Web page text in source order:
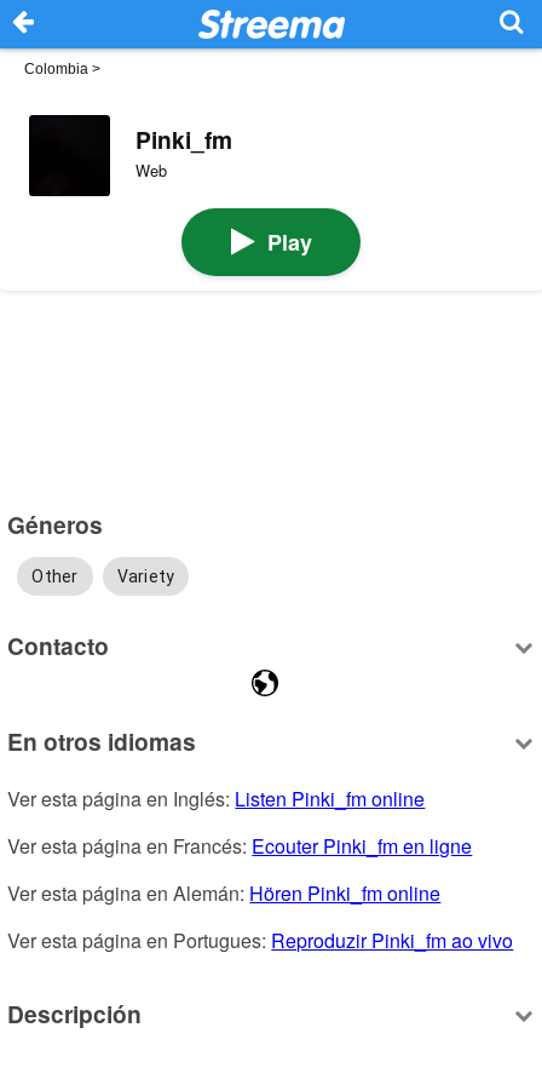
Colombia >
Pinki_fm
Web
Play
Géneros
Other Variety
Contacto
En otros idiomas
Ver esta página en Inglés: Listen Pinki_fm online
Ver esta página en Francés: Ecouter Pinki_fm en ligne
Ver esta página en Alemán: Hören Pinki_fm online
Ver esta página en Portugues: Reproduzir Pinki_fm ao vivo
Descripción